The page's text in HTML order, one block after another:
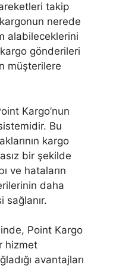
takip
nerede
alabileceklerini
gönderileri
müşterilere
Kargo’nun
Bu
kargo
bir şekilde
ve hataların
daha
Point Kargo
hizmet
avantajları